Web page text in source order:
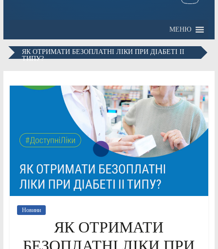
МЕНЮ
ЯК ОТРИМАТИ БЕЗОПЛАТНІ ЛІКИ ПРИ ДІАБЕТІ ІІ
ТИПУ?
Новини
ЯК ОТРИМАТИ